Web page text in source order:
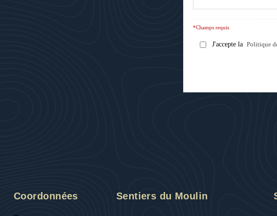
*Champs requis
J'accepte la Politique
Coordonnées Sentiers du Moulin